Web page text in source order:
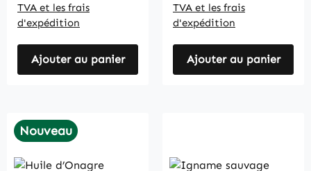
TVA et les frais
d'expédition
Ajouter au panier
TVA et les frais
d'expédition
Ajouter au panier
Nouveau